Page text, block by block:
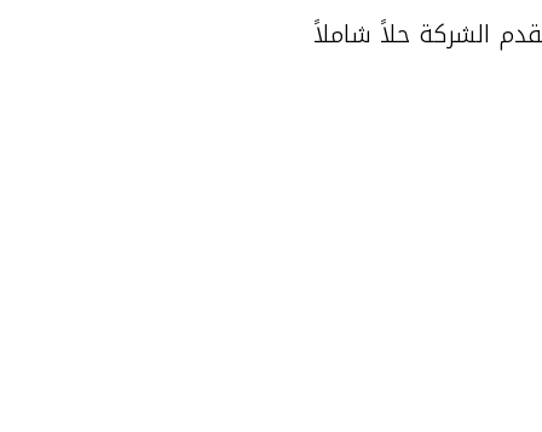
الشركة حلاً شاملاً